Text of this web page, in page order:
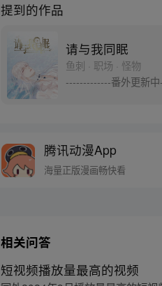
提到的作品
请与我同眠
鱼刺 · 职场 · 怪物
-------------番外更新
腾讯动漫App
海量正版漫画畅快看
相关问答
短视频播放量最高的视频